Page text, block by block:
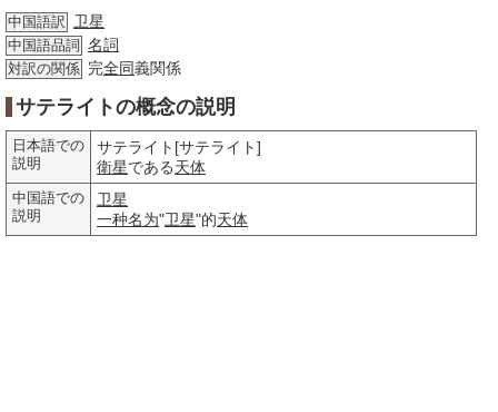
中国語訳 卫星
中国語品詞 名詞
対訳の関係 完全同義関係
サテライトの概念の説明
日本語での
説明
サテライト[サテライト]
衛星である天体
中国語での
説明
卫星
一种名为"卫星"的天体